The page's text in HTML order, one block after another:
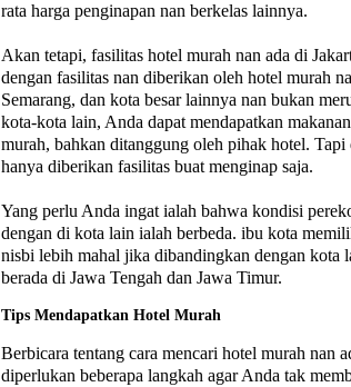
rata harga penginapan nan berkelas lainnya.
Akan tetapi, fasilitas hotel murah nan ada di
dengan fasilitas nan diberikan oleh hotel murah
Semarang, dan kota besar lainnya nan bukan
kota-kota lain, Anda dapat mendapatkan
murah, bahkan ditanggung oleh pihak hotel. Tapi
hanya diberikan fasilitas buat menginap saja.
Yang perlu Anda ingat ialah bahwa kondisi
dengan di kota lain ialah berbeda. ibu kota
nisbi lebih mahal jika dibandingkan dengan kota
berada di Jawa Tengah dan Jawa Timur.
Tips Mendapatkan Hotel Murah
Berbicara tentang cara mencari hotel murah nan
diperlukan beberapa langkah agar Anda tak